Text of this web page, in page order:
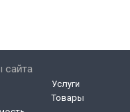
сайта
Услуги
Товары